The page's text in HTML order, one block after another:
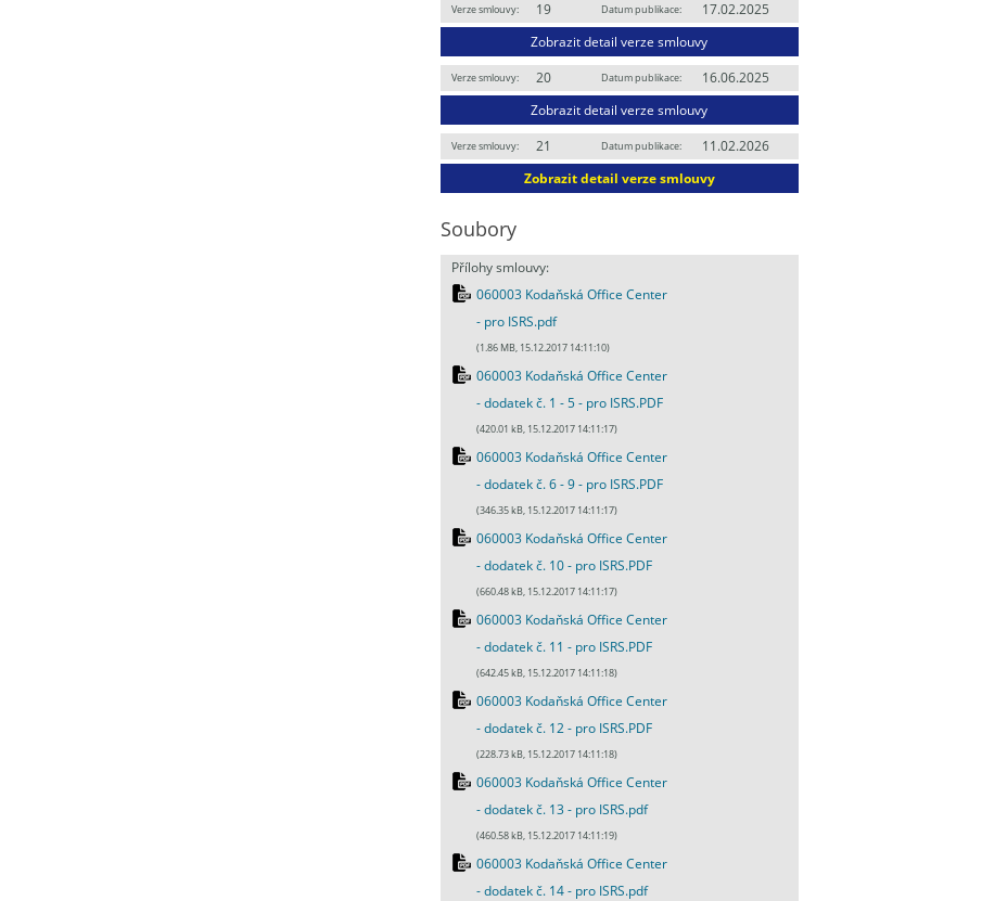
Verze smlouvy: 19 Datum publikace:
17.02.2025
Zobrazit detail verze smlouvy
Verze smlouvy: 20 Datum publikace:
16.06.2025
Zobrazit detail verze smlouvy
Verze smlouvy: 21 Datum publikace:
11.02.2026
Zobrazit detail verze smlouvy
Soubory
Přílohy smlouvy:
060003 Kodaňská Office Center
- pro ISRS.pdf
(1.86 MB, 15.12.2017 14:11:10)
060003 Kodaňská Office Center
- dodatek č. 1 - 5 - pro ISRS.PDF
(420.01 kB, 15.12.2017 14:11:17)
060003 Kodaňská Office Center
- dodatek č. 6 - 9 - pro ISRS.PDF
(346.35 kB, 15.12.2017 14:11:17)
060003 Kodaňská Office Center
- dodatek č. 10 - pro ISRS.PDF
(660.48 kB, 15.12.2017 14:11:17)
060003 Kodaňská Office Center
- dodatek č. 11 - pro ISRS.PDF
(642.45 kB, 15.12.2017 14:11:18)
060003 Kodaňská Office Center
- dodatek č. 12 - pro ISRS.PDF
(228.73 kB, 15.12.2017 14:11:18)
060003 Kodaňská Office Center
- dodatek č. 13 - pro ISRS.pdf
(460.58 kB, 15.12.2017 14:11:19)
060003 Kodaňská Office Center
- dodatek č. 14 - pro ISRS.pdf